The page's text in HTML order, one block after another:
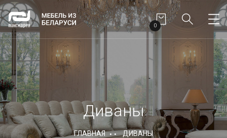
0
Диваны
ГЛАВНАЯ ДИВАНЫ